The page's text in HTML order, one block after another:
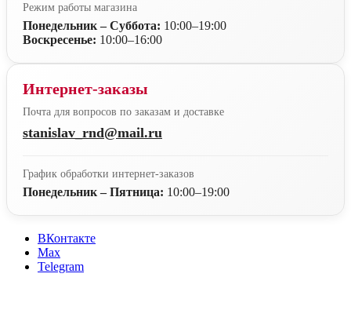
Режим работы магазина
Понедельник – Суббота: 10:00–19:00
Воскресенье: 10:00–16:00
Интернет-заказы
Почта для вопросов по заказам и доставке
stanislav_rnd@mail.ru
График обработки интернет-заказов
Понедельник – Пятница: 10:00–19:00
ВКонтакте
Max
Telegram